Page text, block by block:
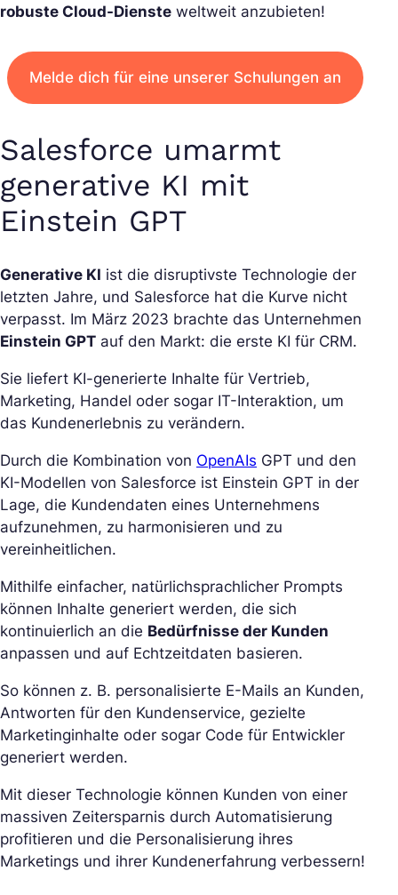
robuste Cloud-Dienste weltweit anzubieten!
Melde dich für eine unserer Schulungen an
Salesforce umarmt
generative KI mit
Einstein GPT
Generative KI ist die disruptivste Technologie der
letzten Jahre, und Salesforce hat die Kurve nicht
verpasst. Im März 2023 brachte das Unternehmen
Einstein GPT auf den Markt: die erste KI für CRM.
Sie liefert KI-generierte Inhalte für Vertrieb,
Marketing, Handel oder sogar IT-Interaktion, um
das Kundenerlebnis zu verändern.
Durch die Kombination von OpenAIs GPT und den
KI-Modellen von Salesforce ist Einstein GPT in der
Lage, die Kundendaten eines Unternehmens
aufzunehmen, zu harmonisieren und zu
vereinheitlichen.
Mithilfe einfacher, natürlichsprachlicher Prompts
können Inhalte generiert werden, die sich
kontinuierlich an die Bedürfnisse der Kunden
anpassen und auf Echtzeitdaten basieren.
So können z. B. personalisierte E-Mails an Kunden,
Antworten für den Kundenservice, gezielte
Marketinginhalte oder sogar Code für Entwickler
generiert werden.
Mit dieser Technologie können Kunden von einer
massiven Zeitersparnis durch Automatisierung
profitieren und die Personalisierung ihres
Marketings und ihrer Kundenerfahrung verbessern!